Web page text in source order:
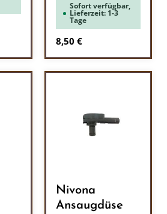
Sofort verfügbar,
Lieferzeit: 1-3
Tage
Regulärer Preis:
8,50 €
Nivona
Ansaugdüse